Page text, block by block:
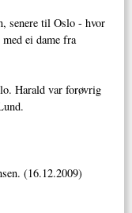
senere til Oslo - hvor
ei dame fra
Harald var forøvrig
(16.12.2009)